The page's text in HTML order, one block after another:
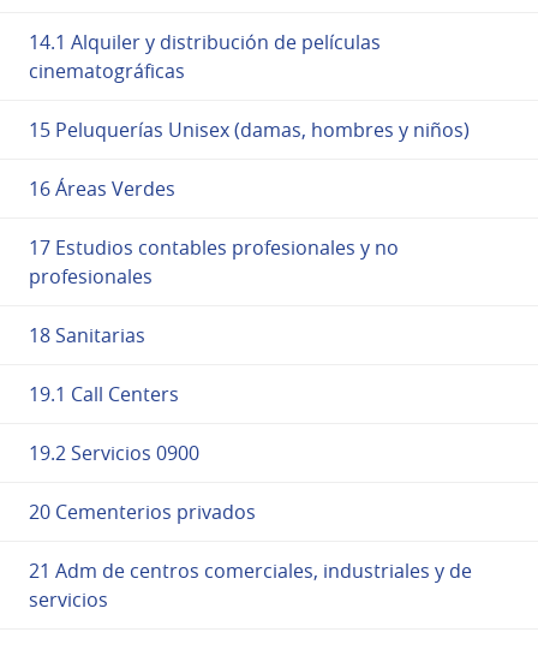
14.1 Alquiler y distribución de películas
cinematográficas
15 Peluquerías Unisex (damas, hombres y niños)
16 Áreas Verdes
17 Estudios contables profesionales y no
profesionales
18 Sanitarias
19.1 Call Centers
19.2 Servicios 0900
20 Cementerios privados
21 Adm de centros comerciales, industriales y de
servicios